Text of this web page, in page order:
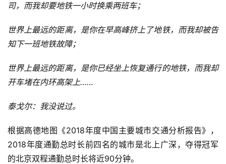
司，而我却要地铁一小时换乘两班车；
世界上最远的距离，是你在早高峰挤上了地铁，而我却被告
知下一班地铁故障；
世界上最远的距离，是你已经坐上恢复通行的地铁，而我却
开车堵在内环高架上……
泰戈尔：我没说过。
根据高德地图《2018年度中国主要城市交通分析报告》，
2018年度通勤总时长前四名的城市是北上广深，夺得冠军
的北京双程通勤总时长将近90分钟。